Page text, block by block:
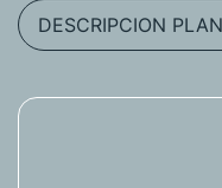
DESCRIPCION